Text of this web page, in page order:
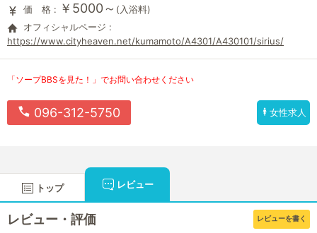
価 格 : ￥5000～ (入浴料)
オフィシャルページ :
https://www.cityheaven.net/kumamoto/A4301/A430101/sirius/
「ソープBBSを見た！」でお問い合わせください
096-312-5750 女性求人
トップ レビュー
レビュー・評価 レビューを書く